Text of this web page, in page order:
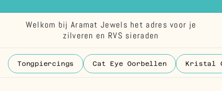
Welkom bij Aramat Jewels het adres voor je
zilveren en RVS sieraden
Tongpiercings Cat Eye Oorbellen Kristal